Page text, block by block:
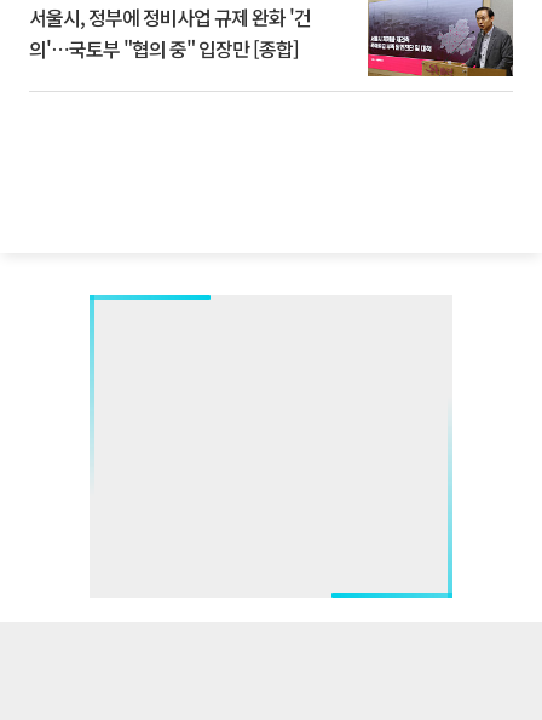
서울시, 정부에 정비사업 규제 완화 '건
의'⋯국토부 "협의 중" 입장만 [종합]